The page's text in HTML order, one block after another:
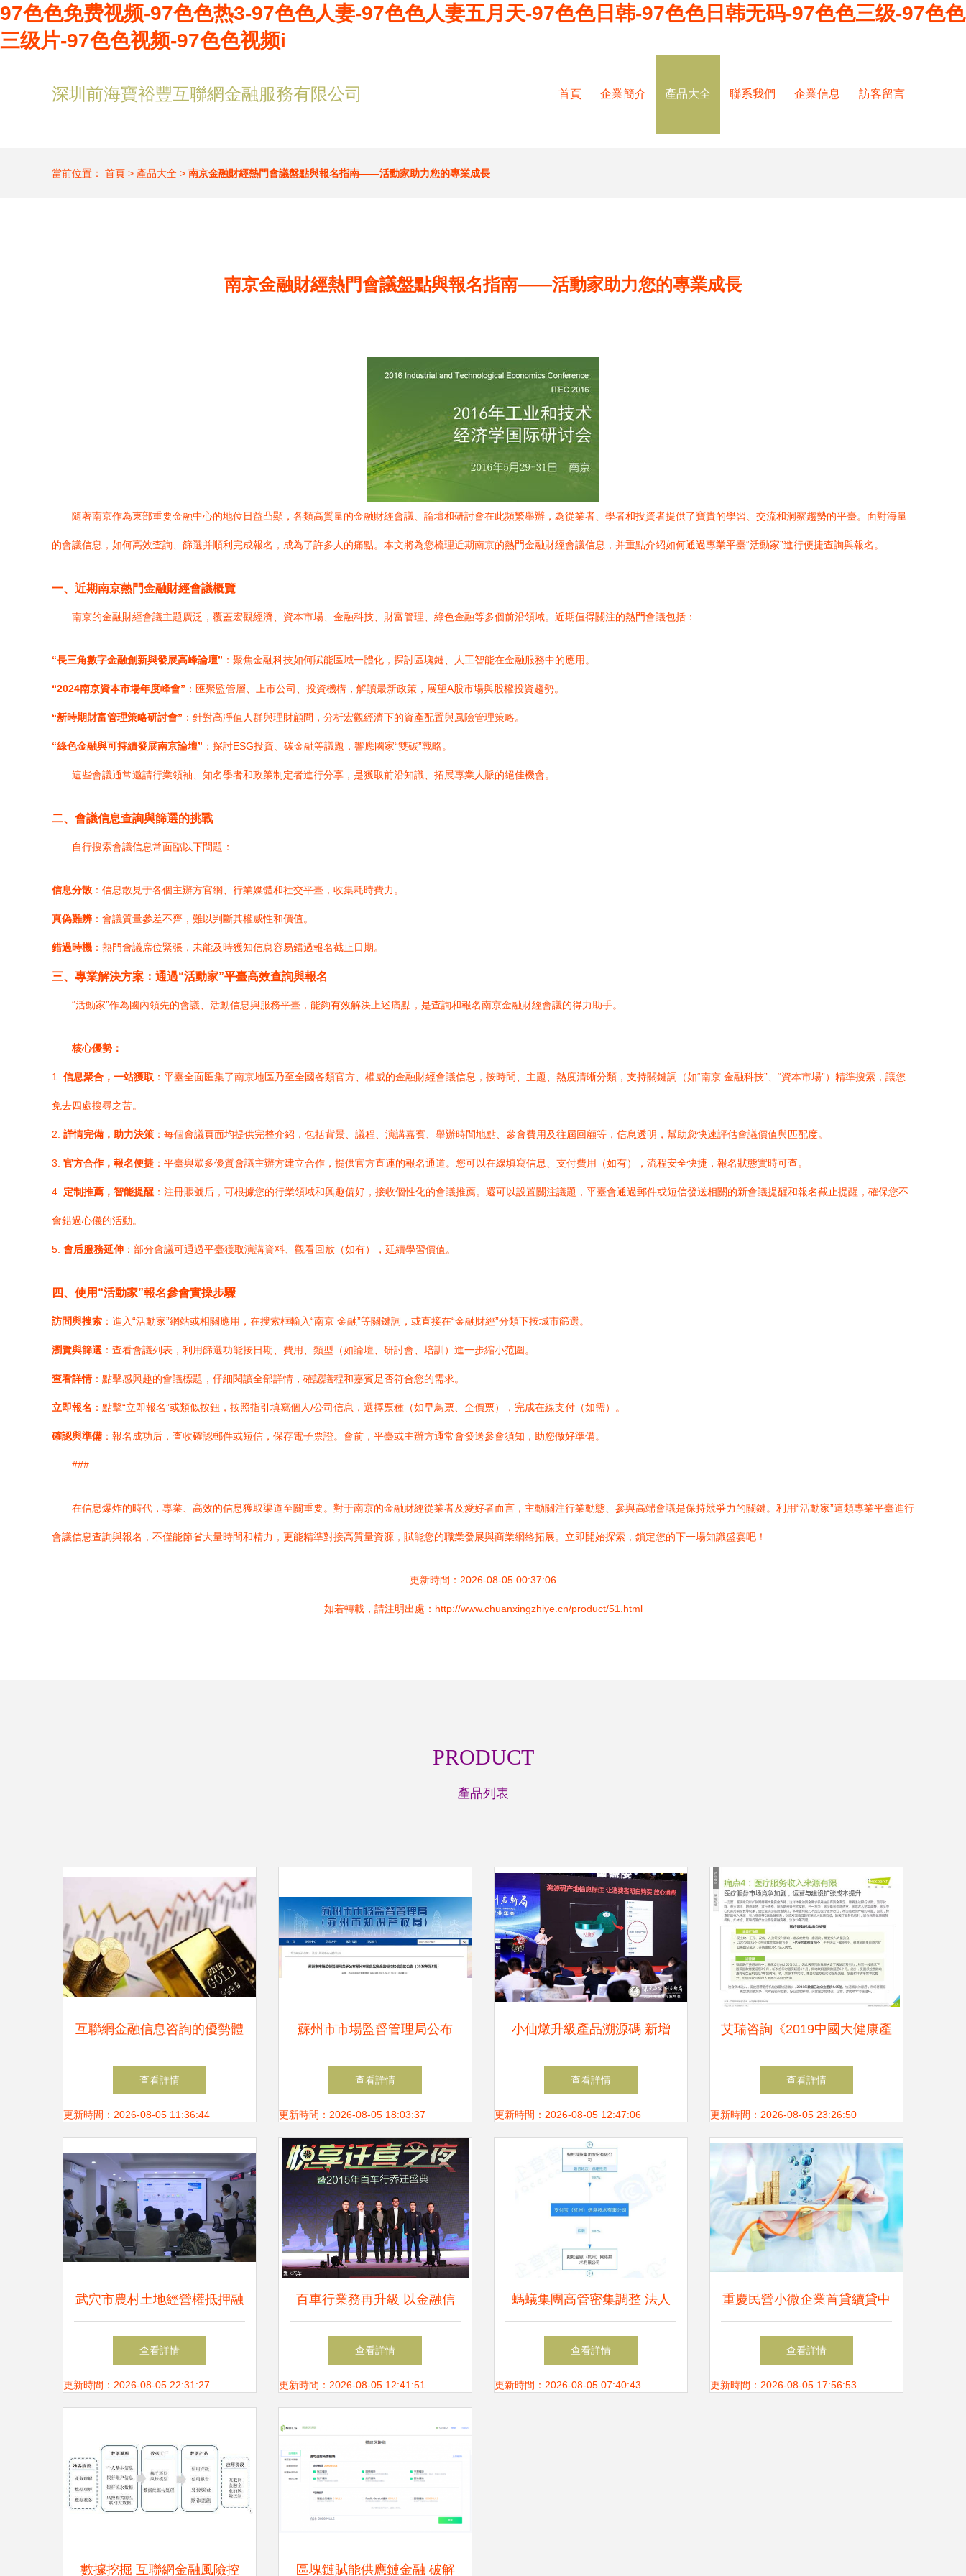
97色色免费视频-97色色热3-97色色人妻-97色色人妻五月天-97色色日韩-97色色日韩无码-97色色三级-97色色
三级片-97色色视频-97色色视频i
深圳前海寶裕豐互聯網金融服務有限公司 首頁 企業簡介 產品大全 聯系我們 企業信息 訪客留言
當前位置： 首頁 > 產品大全 > 南京金融財經熱門會議盤點與報名指南——活動家助力您的專業成長
南京金融財經熱門會議盤點與報名指南——活動家助力您的專業成長
隨著南京作為東部重要金融中心的地位日益凸顯，各類高質量的金融財經會議、論壇和研討會在此頻繁舉辦，為從業者、學者和投資者提供了寶貴的學習、交流和洞察趨勢的平臺。面對海量
的會議信息，如何高效查詢、篩選并順利完成報名，成為了許多人的痛點。本文將為您梳理近期南京的熱門金融財經會議信息，并重點介紹如何通過專業平臺“活動家”進行便捷查詢與報名。
一、近期南京熱門金融財經會議概覽
南京的金融財經會議主題廣泛，覆蓋宏觀經濟、資本市場、金融科技、財富管理、綠色金融等多個前沿領域。近期值得關注的熱門會議包括：
“長三角數字金融創新與發展高峰論壇” ：聚焦金融科技如何賦能區域一體化，探討區塊鏈、人工智能在金融服務中的應用。
“2024南京資本市場年度峰會” ：匯聚監管層、上市公司、投資機構，解讀最新政策，展望A股市場與股權投資趨勢。
“新時期財富管理策略研討會” ：針對高凈值人群與理財顧問，分析宏觀經濟下的資產配置與風險管理策略。
“綠色金融與可持續發展南京論壇” ：探討ESG投資、碳金融等議題，響應國家“雙碳”戰略。
這些會議通常邀請行業領袖、知名學者和政策制定者進行分享，是獲取前沿知識、拓展專業人脈的絕佳機會。
二、會議信息查詢與篩選的挑戰
自行搜索會議信息常面臨以下問題：
信息分散 ：信息散見于各個主辦方官網、行業媒體和社交平臺，收集耗時費力。
真偽難辨 ：會議質量參差不齊，難以判斷其權威性和價值。
錯過時機 ：熱門會議席位緊張，未能及時獲知信息容易錯過報名截止日期。
三、專業解決方案：通過“活動家”平臺高效查詢與報名
“活動家”作為國內領先的會議、活動信息與服務平臺，能夠有效解決上述痛點，是查詢和報名南京金融財經會議的得力助手。
核心優勢：
1. 信息聚合，一站獲取 ：平臺全面匯集了南京地區乃至全國各類官方、權威的金融財經會議信息，按時間、主題、熱度清晰分類，支持關鍵詞（如“南京 金融科技”、“資本市場”）精準搜索，讓您
免去四處搜尋之苦。
2. 詳情完備，助力決策 ：每個會議頁面均提供完整介紹，包括背景、議程、演講嘉賓、舉辦時間地點、參會費用及往屆回顧等，信息透明，幫助您快速評估會議價值與匹配度。
3. 官方合作，報名便捷 ：平臺與眾多優質會議主辦方建立合作，提供官方直連的報名通道。您可以在線填寫信息、支付費用（如有），流程安全快捷，報名狀態實時可查。
4. 定制推薦，智能提醒 ：注冊賬號后，可根據您的行業領域和興趣偏好，接收個性化的會議推薦。還可以設置關注議題，平臺會通過郵件或短信發送相關的新會議提醒和報名截止提醒，確保您不
會錯過心儀的活動。
5. 會后服務延伸 ：部分會議可通過平臺獲取演講資料、觀看回放（如有），延續學習價值。
四、使用“活動家”報名參會實操步驟
訪問與搜索 ：進入“活動家”網站或相關應用，在搜索框輸入“南京 金融”等關鍵詞，或直接在“金融財經”分類下按城市篩選。
瀏覽與篩選 ：查看會議列表，利用篩選功能按日期、費用、類型（如論壇、研討會、培訓）進一步縮小范圍。
查看詳情：點擊感興趣的會議標題，仔細閱讀全部詳情，確認議程和嘉賓是否符合您的需求。
立即報名 ：點擊“立即報名”或類似按鈕，按照指引填寫個人/公司信息，選擇票種（如早鳥票、全價票），完成在線支付（如需）。
確認與準備 ：報名成功后，查收確認郵件或短信，保存電子票證。會前，平臺或主辦方通常會發送參會須知，助您做好準備。
###
在信息爆炸的時代，專業、高效的信息獲取渠道至關重要。對于南京的金融財經從業者及愛好者而言，主動關注行業動態、參與高端會議是保持競爭力的關鍵。利用“活動家”這類專業平臺進行
會議信息查詢與報名，不僅能節省大量時間和精力，更能精準對接高質量資源，賦能您的職業發展與商業網絡拓展。立即開始探索，鎖定您的下一場知識盛宴吧！
更新時間：2026-08-05 00:37:06
如若轉載，請注明出處：http://www.chuanxingzhiye.cn/product/51.html
PRODUCT
產品列表
互聯網金融信息咨詢的優勢體
現
查看詳情
更新時間：2026-08-05 11:36:44
蘇州市市場監督管理局公布
2023年第8期市級食品安全監
督抽檢信息公告
查看詳情
更新時間：2026-08-05 18:03:37
小仙燉升級產品溯源碼 新增
產地等級信息引領行業透明新
標準
查看詳情
更新時間：2026-08-05 12:47:06
艾瑞咨詢《2019中國大健康產
業金融白皮書》解讀 金融賦
能健康，創新驅動未來
查看詳情
更新時間：2026-08-05 23:26:50
武穴市農村土地經營權抵押融
資 開啟農業金融新篇章
查看詳情
更新時間：2026-08-05 22:31:27
百車行業務再升級 以金融信
息咨詢為引擎，引領汽車服務
新變革
查看詳情
更新時間：2026-08-05 12:41:51
螞蟻集團高管密集調整 法人
變更背后的戰略信號與金融合
規邏輯
查看詳情
更新時間：2026-08-05 07:40:43
重慶民營小微企業首貸續貸中
心投用，精準滴灌破解融資難
題
查看詳情
更新時間：2026-08-05 17:56:53
數據挖掘 互聯網金融風險控 區塊鏈賦能供應鏈金融 破解